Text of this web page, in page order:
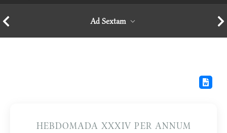
Ad Sextam
HEBDOMADA XXXIV PER ANNUM